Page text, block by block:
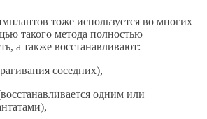
тоже используется во многих
такого метода полностью
а также восстанавливают:
соседних),
одним или